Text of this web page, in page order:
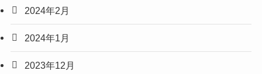
2024年2月
2024年1月
2023年12月